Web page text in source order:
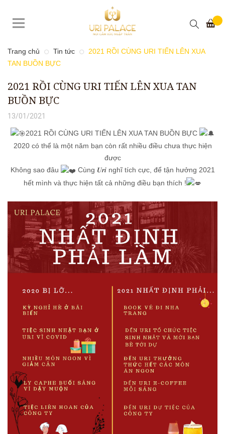
Trang chủ Tin tức
2021 RỒI CÙNG URI TIẾN LÊN XUA
TAN BUỒN BỰC
2021 RỒI CÙNG URI TIẾN LÊN XUA TAN
BUỒN BỰC
13/01/2021
2021 RỒI CÙNG URI TIẾN LÊN XUA TAN BUỒN BỰC
2020 có thể là một năm bạn còn rất nhiều điều chưa thực hiện
được
Không sao đâu
Cùng 𝑼𝒓𝒊 nghĩ tích cực, để tận hưởng 2021
hết mình và thực hiện tất cả những điều bạn thích !